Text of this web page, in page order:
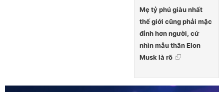
Mẹ tỷ phú giàu nhất
thế giới cũng phải mặc
đỉnh hơn người, cứ
nhìn mẫu thân Elon
Musk là rõ